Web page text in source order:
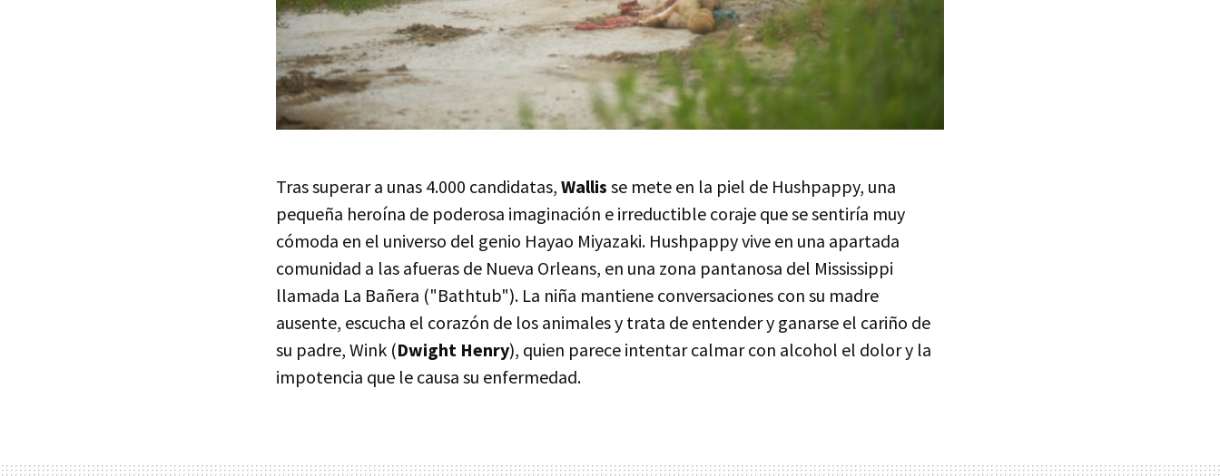
Tras superar a unas 4.000 candidatas, Wallis se mete en la piel de Hushpappy, una
pequeña heroína de poderosa imaginación e irreductible coraje que se sentiría muy
cómoda en el universo del genio Hayao Miyazaki. Hushpappy vive en una apartada
comunidad a las afueras de Nueva Orleans, en una zona pantanosa del Mississippi
llamada La Bañera ("Bathtub"). La niña mantiene conversaciones con su madre
ausente, escucha el corazón de los animales y trata de entender y ganarse el cariño de
su padre, Wink (Dwight Henry), quien parece intentar calmar con alcohol el dolor y la
impotencia que le causa su enfermedad.